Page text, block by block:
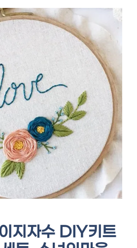
지자수 DIY키트